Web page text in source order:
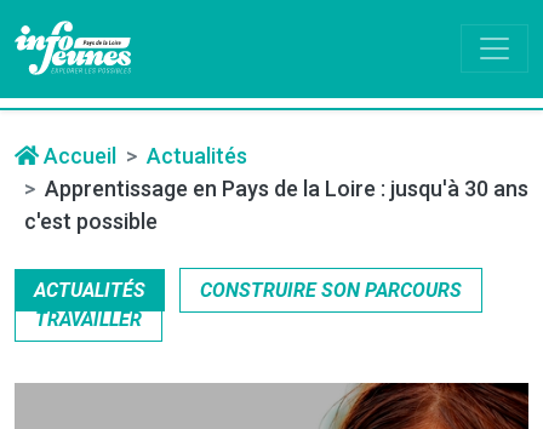
Accueil
Actualités
Apprentissage en Pays de la Loire : jusqu'à 30 ans
c'est possible
ACTUALITÉS
CONSTRUIRE SON PARCOURS
TRAVAILLER